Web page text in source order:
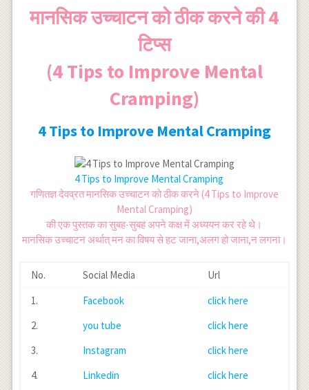
मानसिक उच्चाटन को ठीक करने की 4
टिप्स
(4 Tips to Improve Mental
Cramping)
4 Tips to Improve Mental Cramping
4 Tips to Improve Mental Cramping
गणितज्ञ देवव्रत मानसिक उच्चाटन को ठीक करने (4 Tips to Improve
Mental Cramping)
की एक पुस्तक का सुबह-सुबह अपने कक्ष में अध्ययन कर रहे थे।
मानसिक उच्चाटन अर्थात् मन का विषय से हट जाना,अलग हो जाना,न लगना।
No. Social Media
Url
1.
Facebook
click here
2.
you tube
click here
3.
Instagram
click here
4.
Linkedin click here